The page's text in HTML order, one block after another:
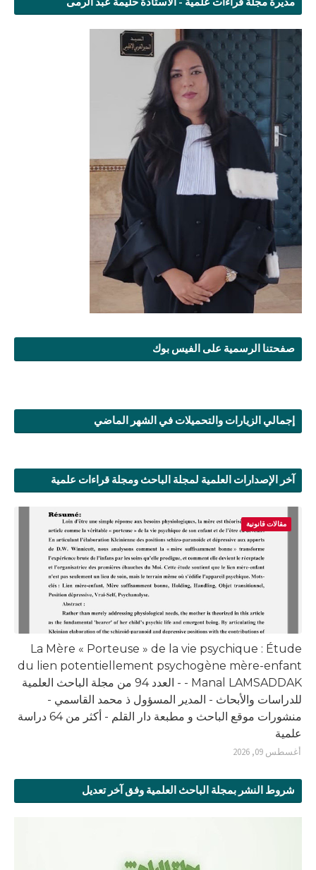
صفحتنا الرسمية على الفيس بوك
إجمالي الزيارات والتحميلات في الشهر الماضي
آخر الإصدارات العلمية لمجلة الباحث ومجلة قراءات علمية
مقالات قانونية
La Mère « Porteuse » de la vie psychique : Étude
du lien potentiellement psychogène mère-enfant
- Manal LAMSADDAK - العدد 94 من مجلة الباحث العلمية
للدراسات والأبحاث - المدير المسؤول ذ محمد القاسمي -
منشورات موقع الباحث و مطبعة دار القلم - أكثر من 64 دراسة
علمية
أغسطس 09, 2026
شروط النشر بمجلة الباحث العلمية وفق آخر تعديل